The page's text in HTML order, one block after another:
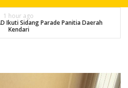
1 hour ago
Ikuti Sidang Parade Panitia Daerah
Kendari